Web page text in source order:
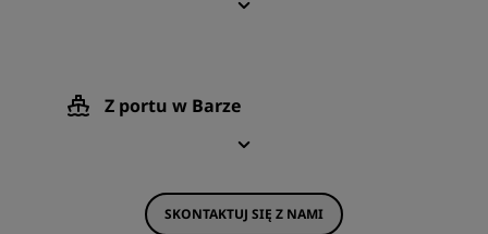
Z portu w Barze
SKONTAKTUJ SIĘ Z NAMI